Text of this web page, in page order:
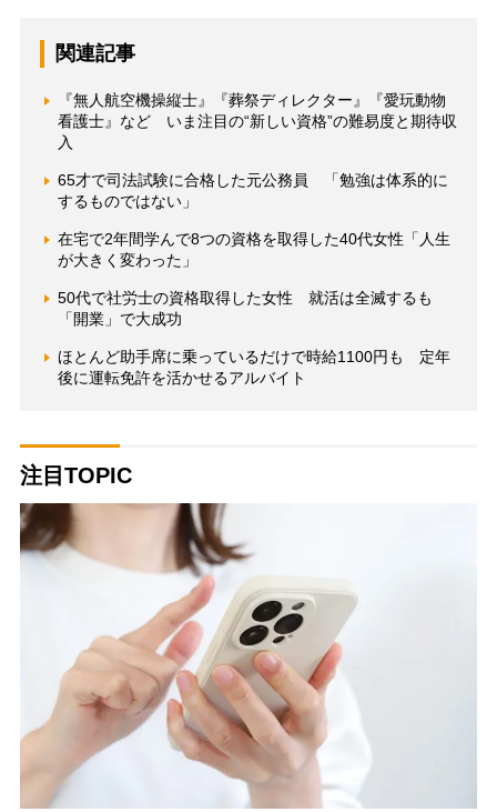
関連記事
『無人航空機操縦士』『葬祭ディレクター』『愛玩動物
看護士』など いま注目の“新しい資格”の難易度と期待収
入
65才で司法試験に合格した元公務員 「勉強は体系的に
するものではない」
在宅で2年間学んで8つの資格を取得した40代女性「人生
が大きく変わった」
50代で社労士の資格取得した女性 就活は全滅するも
「開業」で大成功
ほとんど助手席に乗っているだけで時給1100円も 定年
後に運転免許を活かせるアルバイト
注目TOPIC